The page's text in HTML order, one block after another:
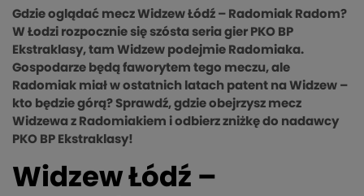
Gdzie oglądać mecz Widzew Łódź – Radomiak Radom?
W Łodzi rozpocznie się szósta seria gier PKO BP
Ekstraklasy, tam Widzew podejmie Radomiaka.
Gospodarze będą faworytem tego meczu, ale
Radomiak miał w ostatnich latach patent na Widzew –
kto będzie górą? Sprawdź, gdzie obejrzysz mecz
Widzewa z Radomiakiem i odbierz zniżkę do nadawcy
PKO BP Ekstraklasy!
Widzew Łódź –